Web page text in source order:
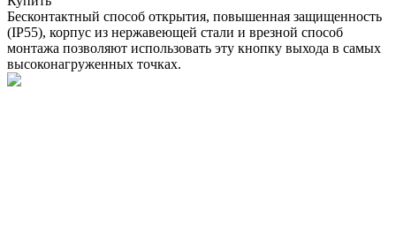
Бесконтактный способ открытия, повышенная защищенность
(IP55), корпус из нержавеющей стали и врезной способ
монтажа позволяют использовать эту кнопку выхода в самых
высоконагруженных точках.